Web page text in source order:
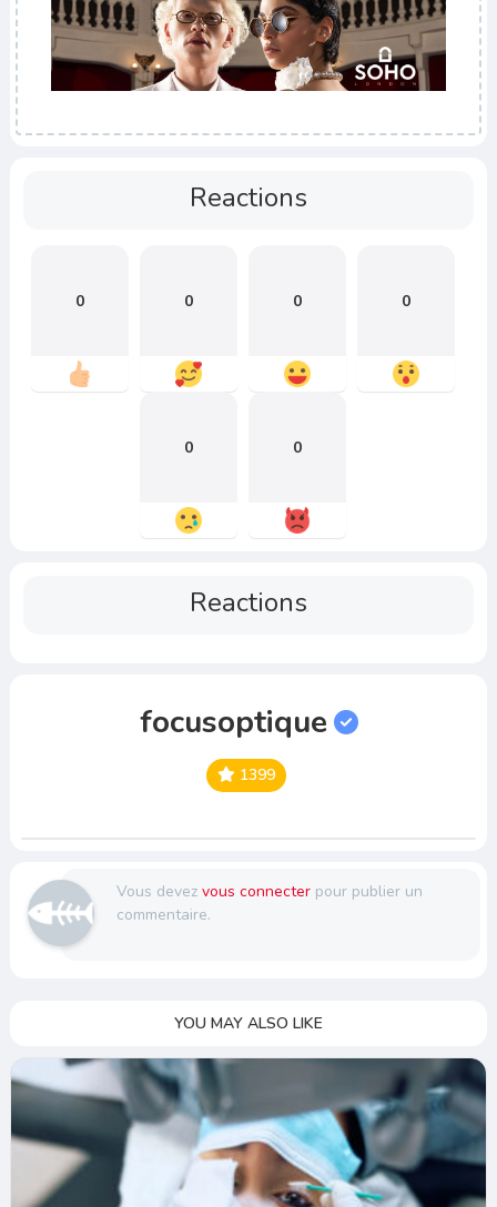
Reactions
0 0 0 0
0 0
Reactions
focusoptique
1399
Vous devez vous connecterpour publier un
commentaire.
YOU MAY ALSO LIKE